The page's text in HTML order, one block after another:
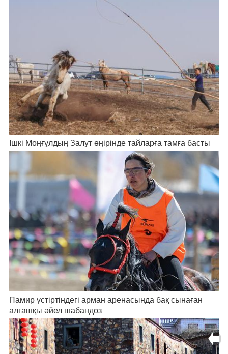
Ішкі Моңғұлдың Залут өңірінде тайларға тамға басты
Памир үстіртіндегі арман аренасында бақ сынаған
алғашқы әйел шабандоз